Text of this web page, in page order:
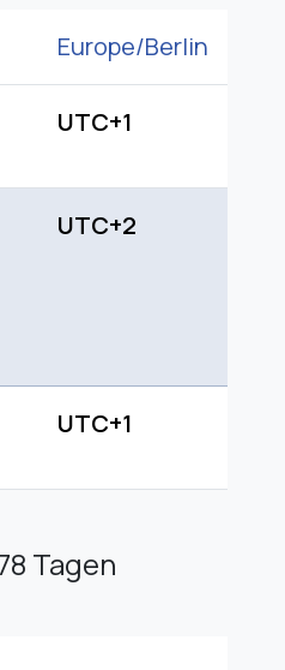
Europe/Berlin
UTC+1
UTC+2
UTC+1
Tagen